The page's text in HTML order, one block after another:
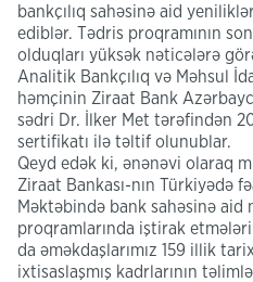
bankçılıq sahəsinə aid
ediblər. Tədris proqramının
olduqları yüksək nəticələrə
Analitik Bankçılıq və Məhsul
həmçinin Ziraat Bank
sədri Dr. İlker Met tərəfindən
sertifikatı ilə təltif olunublar.
Qeyd edək ki, ənənəvi olaraq
Ziraat Bankası-nın Türkiyədə
Məktəbində bank sahəsinə aid
proqramlarında iştirak
da əməkdaşlarımız 159 illik
ixtisaslaşmış kadrlarının